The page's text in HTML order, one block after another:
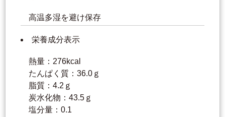
高温多湿を避け保存
栄養成分表示
熱量：276kcal
たんぱく質：36.0ｇ
脂質：4.2ｇ
炭水化物：43.5ｇ
塩分量：0.1